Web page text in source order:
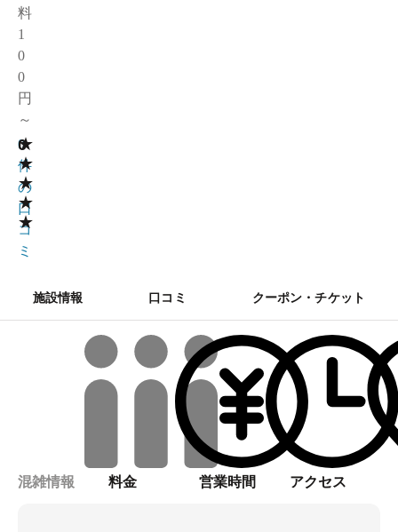
料
1
0
0
円
～
★
★
★
★
★
0
0
件
の
口
コ
ミ
施設情報 口コミ クーポン・チケット
混雑情報 料金 営業時間 アクセス